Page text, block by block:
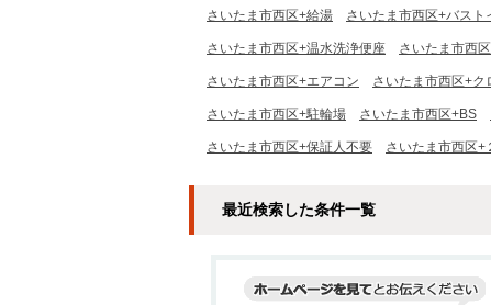
さいたま市西区+給湯 さいたま市西区+バスト
さいたま市西区+温水洗浄便座 さいたま市西
さいたま市西区+エアコン さいたま市西区+ク
さいたま市西区+駐輪場 さいたま市西区+BS
さいたま市西区+保証人不要 さいたま市西区+
最近検索した条件一覧